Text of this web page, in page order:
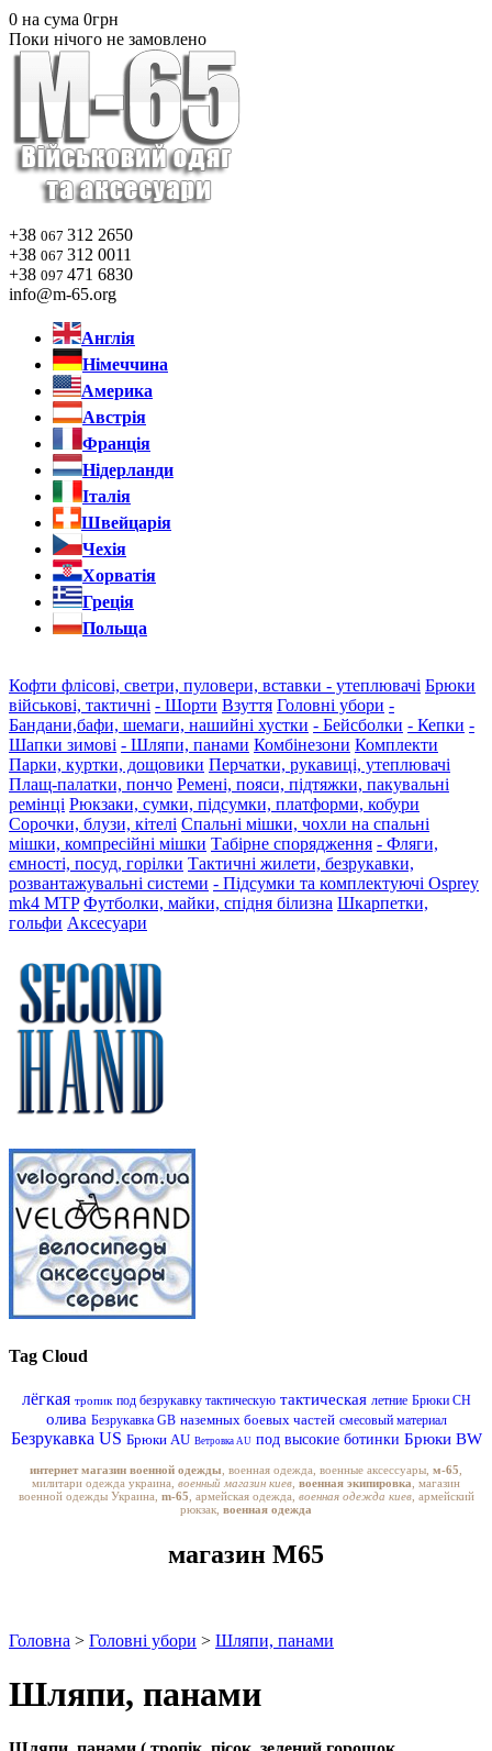
0 на сума 0грн
Поки нічого не замовлено
+38 067 312 2650
+38 067 312 0011
+38 097 471 6830
info@m-65.org
Англія
Німеччина
Америка
Австрія
Франція
Нідерланди
Італія
Швейцарія
Чехія
Хорватія
Греція
Польща
Кофти флісові, светри, пуловери, вставки - утеплювачі Брюки
військові, тактичні - Шорти Взуття Головні убори -
Бандани,бафи, шемаги, нашийні хустки - Бейсболки - Кепки -
Шапки зимові - Шляпи, панами Комбінезони Комплекти
Парки, куртки, дощовики Перчатки, рукавиці, утеплювачі
Плащ-палатки, пончо Ремені, пояси, підтяжки, пакувальні
ремінці Рюкзаки, сумки, підсумки, платформи, кобури
Сорочки, блузи, кітелі Спальні мішки, чохли на спальні
мішки, компресійні мішки Табірне спорядження - Фляги,
ємності, посуд, горілки Тактичні жилети, безрукавки,
розвантажувальні системи - Підсумки та комплектуючі Osprey
mk4 MTP Футболки, майки, спідня білизна Шкарпетки,
гольфи Аксесуари
Tag Cloud
лёгкая тропик под безрукавку тактическую тактическая летние Брюки CH
олива Безрукавка GB наземных боевых частей смесовый материал
Безрукавка US Брюки AU Ветровка AU под высокие ботинки Брюки BW
интернет магазин военной одежды , военная одежда, военные аксессуары, м-65
милитари одежда украина, военный магазин киев, военная экипировка , магазин
военной одежды Украина, m-65 , армейская одежда, военная одежда киев, армейский
рюкзак, военная одежда
магазин M65
Головна > Головні убори > Шляпи, панами
Шляпи, панами